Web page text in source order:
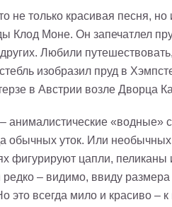
не только красивая песня, но
Клод Моне. Он запечатлел
Любили
изобразил пруд в
в Австрии возле Дворца
– анималистические
обычных уток. Или
фигурируют цапли,
– видимо, ввиду
это всегда мило и красиво –